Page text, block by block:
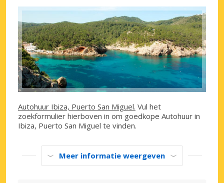
Autohuur Ibiza, Puerto San Miguel. Vul het
zoekformulier hierboven in om goedkope Autohuur in
Ibiza, Puerto San Miguel te vinden.
Meer informatie weergeven